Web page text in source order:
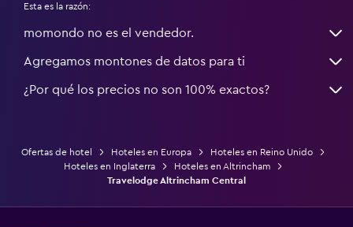
Esta es la razón:
momondo no es el vendedor.
Agregamos montones de datos para ti
¿Por qué los precios no son 100% exactos?
Ofertas de hotel Hoteles en Europa
Hoteles en Reino Unido
Hoteles en Inglaterra
Hoteles en Altrincham
Travelodge Altrincham Central